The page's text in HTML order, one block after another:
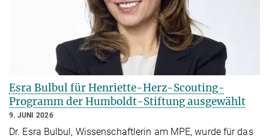
Esra Bulbul für Henriette-Herz-Scouting-
Programm der Humboldt-Stiftung ausgewählt
9. JUNI 2026
Dr. Esra Bulbul, Wissenschaftlerin am MPE, wurde für das